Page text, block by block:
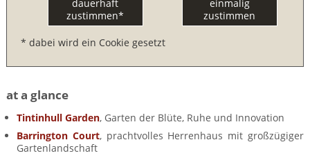
Reisen durch England und Wales per Minibus
Großbritannien Urlaub mit Hund
Links
Mietwagen & Verkehr
dauerhaft
zustimmen*
einmalig
zustimmen
* dabei wird ein Cookie gesetzt
at a glance
Tintinhull Garden, Garten der Blüte, Ruhe und Innovation
Barrington Court, prachtvolles Herrenhaus mit großzügiger
Gartenlandschaft